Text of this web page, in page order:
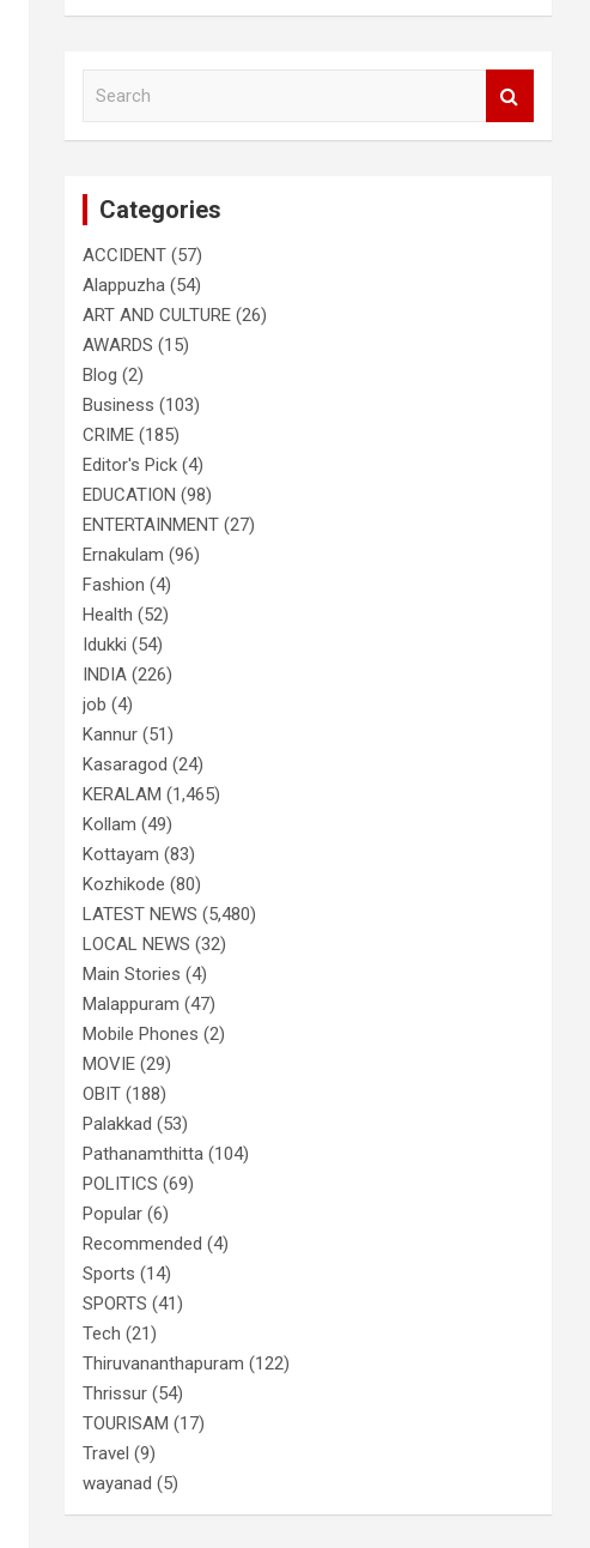
Categories
ACCIDENT (57)
Alappuzha (54)
ART AND CULTURE (26)
AWARDS (15)
Blog (2)
Business (103)
CRIME (185)
Editor's Pick (4)
EDUCATION (98)
ENTERTAINMENT (27)
Ernakulam (96)
Fashion (4)
Health (52)
Idukki (54)
INDIA (226)
job (4)
Kannur (51)
Kasaragod (24)
KERALAM (1,465)
Kollam (49)
Kottayam (83)
Kozhikode (80)
LATEST NEWS (5,480)
LOCAL NEWS (32)
Main Stories (4)
Malappuram (47)
Mobile Phones (2)
MOVIE (29)
OBIT (188)
Palakkad (53)
Pathanamthitta (104)
POLITICS (69)
Popular (6)
Recommended (4)
Sports (14)
SPORTS (41)
Tech (21)
Thiruvananthapuram (122)
Thrissur (54)
TOURISAM (17)
Travel (9)
wayanad (5)